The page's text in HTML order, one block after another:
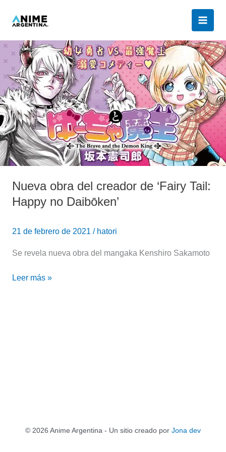
Nueva obra del creador de ‘Fairy Tail:
Happy no Daibōken’
21 de febrero de 2021 / hatori
Se revela nueva obra del mangaka Kenshiro Sakamoto
Nueva
obra
del
creador
de
‘Fairy
Tail:
Happy
no
Daibōken’
Leer más »
© 2026 Anime Argentina - Un sitio creado por Jona dev